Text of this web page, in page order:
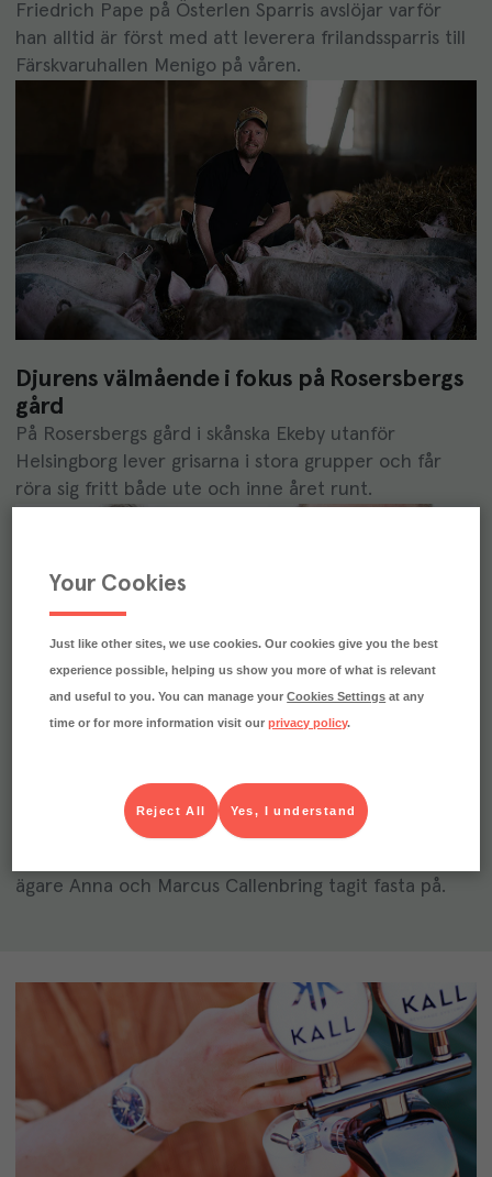
Friedrich Pape på Österlen Sparris avslöjar varför
han alltid är först med att leverera frilandssparris till
Färskvaruhallen Menigo på våren.
Djurens välmående i fokus på Rosersbergs
gård
På Rosersbergs gård i skånska Ekeby utanför
Helsingborg lever grisarna i stora grupper och får
röra sig fritt både ute och inne året runt.
Vildplockat från Stora Juleboda Gård
Kring Stora Juleboda Gård på Österlen växer många
ägare Anna och Marcus Callenbring tagit fasta på.
Your Cookies
Just like other sites, we use cookies. Our cookies give you the best
experience possible, helping us show you more of what is relevant
and useful to you. You can manage yourCookies Settings at any
time or for more information visit ourprivacy policy.
Yes, I understand
Reject All